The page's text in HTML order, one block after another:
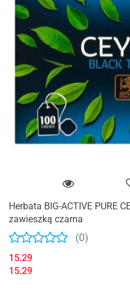
Herbata BIG-ACTIVE PURE
zawieszką czarna
(0)
15.29
15.29